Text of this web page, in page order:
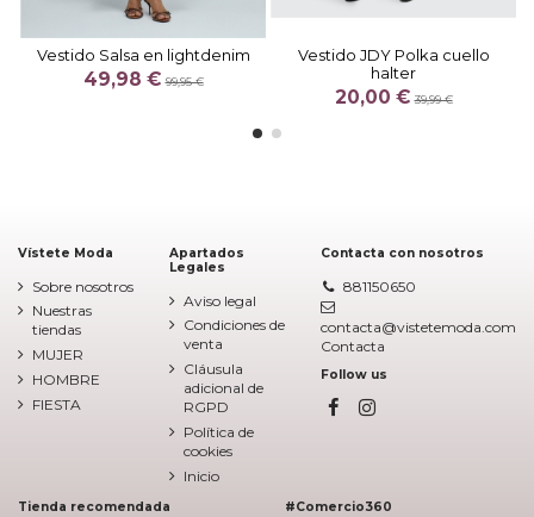
Vestido Salsa en lightdenim
49,98 €99,95 €
Vestido JDY Polka cuello
halter
20,00 €39,99 €
Vístete Moda
Sobre nosotros
Nuestras
tiendas
MUJER
HOMBRE
FIESTA
Apartados
Legales
Aviso legal
Condiciones de
venta
Cláusula
adicional de
RGPD
Política de
cookies
Inicio
Contacta con nosotros
881150650
contacta@vistetemoda.com
Contacta
Follow us
Tienda recomendada #Comercio360